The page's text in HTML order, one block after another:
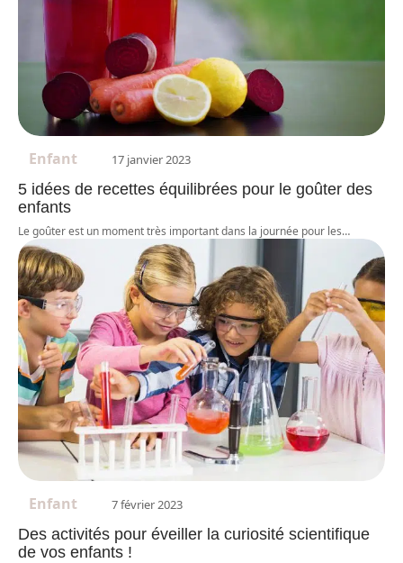
Enfant 17 janvier 2023
5 idées de recettes équilibrées pour le goûter des
enfants
Le goûter est un moment très important dans la journée pour les…
Enfant 7 février 2023
Des activités pour éveiller la curiosité scientifique
de vos enfants !